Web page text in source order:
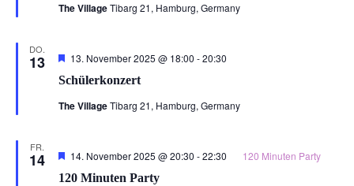
The VillageTibarg 21, Hamburg, Germany
DO.
13
Schülerkonzert
Hervorgehoben
13. November 2025 @ 18:00 -20:30
The VillageTibarg 21, Hamburg, Germany
FR.
14
120 Minuten Party
Hervorgehoben
14. November 2025 @ 20:30 -22:30 120 Minuten Party